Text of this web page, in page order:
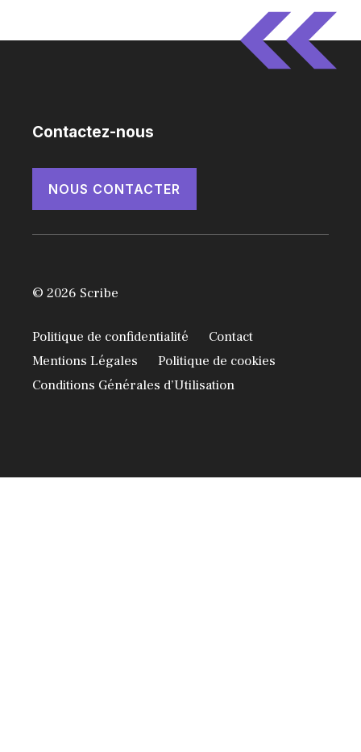
Contactez-nous
NOUS CONTACTER
© 2026 Scribe
Politique de confidentialité
Contact
Mentions Légales
Politique de cookies
Conditions Générales d’Utilisation